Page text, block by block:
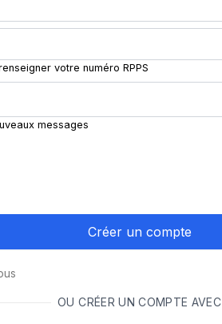
votre numéro RPPS
messages
OU CRÉER UN COMPTE AVEC